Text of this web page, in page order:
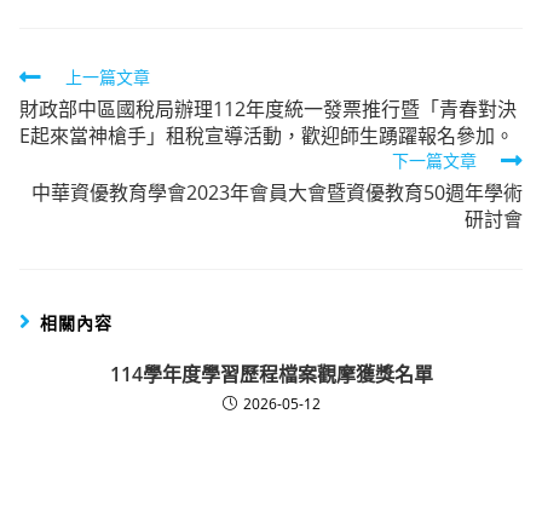
Read
more
articles
上一篇文章
財政部中區國稅局辦理112年度統一發票推行暨「青春對決
E起來當神槍手」租稅宣導活動，歡迎師生踴躍報名參加。
下一篇文章
中華資優教育學會2023年會員大會暨資優教育50週年學術
研討會
相關內容
114學年度學習歷程檔案觀摩獲獎名單
2026-05-12